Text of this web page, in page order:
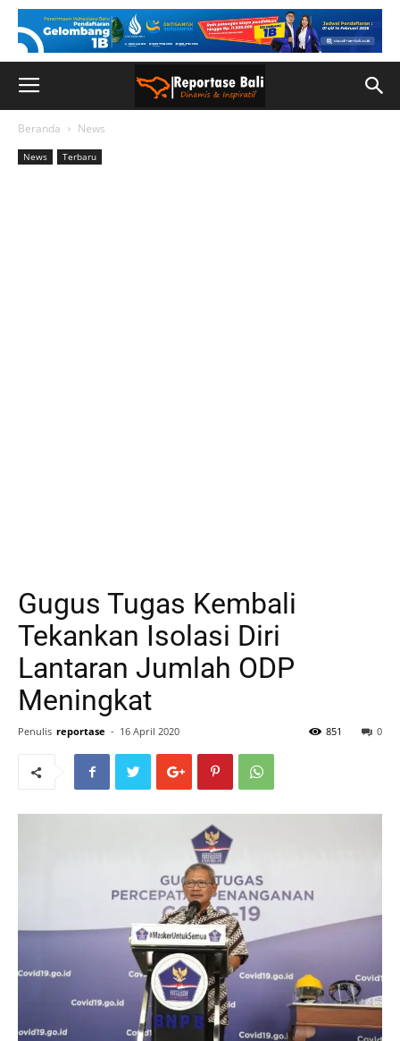
Beranda News
News Terbaru
Gugus Tugas Kembali
Tekankan Isolasi Diri
Lantaran Jumlah ODP
Meningkat
Penulis reportase - 16 April 2020 0
851